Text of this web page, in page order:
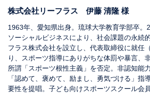
株式会社リーフラス 伊藤 清隆 様
1963年、愛知県出身。琉球大学教育学部卒。
ソーシャルビジネスにより、社会課題の永続
フラス株式会社を設立し、代表取締役に就任
り、スポーツ指導にありがちな体罰や暴言、
所謂「スポーツ根性主義」を否定。非認知能
「認めて、褒めて、励まし、勇気づける」指
要性を提唱。子ども向けスポーツスクール会